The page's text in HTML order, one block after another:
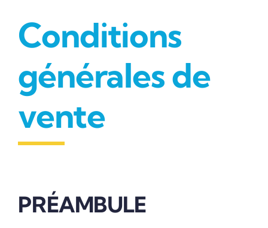
Conditions
générales de
vente
PRÉAMBULE